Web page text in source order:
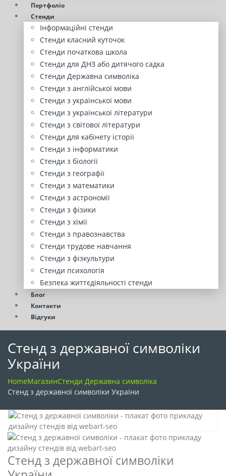
Портфоліо
Стенди
Інформаційні стенди
Стенди класний куточок
Стенди початкова школа
Стенди для ДНЗ або дитячого садка
Стенди Державна символіка
Стенди з англійської мови
Стенди з української мови
Стенди з української літератури
Стенди з світової літератури
Стенди для кабінету історії
Стенди з інформатики
Стенди з біології
Стенди з географії
Стенди з математики
Стенди з астрономії
Стенди з фізики
Стенди з хімії
Стенди з правознавства
Стенди трудове навчання
Стенди з фізкультури
Стенди психологія
Безпека життєдіяльності стенди
Блог
Контакти
Відгуки
Стенд з державної символіки
України
HomeМагазинСтенди Державна символіка
Стенд з державної символіки України
Стенд з державної символіки